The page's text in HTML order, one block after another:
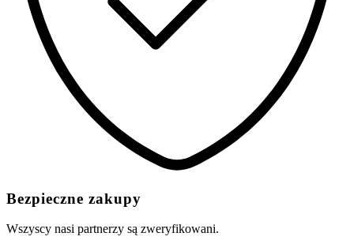
Bezpieczne zakupy
Wszyscy nasi partnerzy są zweryfikowani.